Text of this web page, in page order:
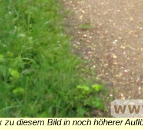
zu diesem Bild in noch höherer